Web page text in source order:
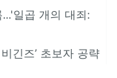
일곱 개의 대죄:
긴즈’ 초보자 공략